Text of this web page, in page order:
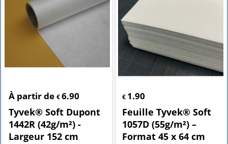
À partir de € 6.90
Tyvek® Soft Dupont
1442R (42g/m²) -
Largeur 152 cm
€ 1.90
Feuille Tyvek® Soft
1057D (55g/m²) –
Format 45 x 64 cm